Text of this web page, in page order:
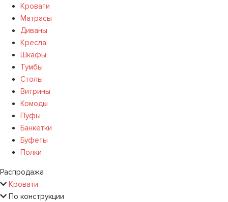
Кровати
Матрасы
Диваны
Кресла
Шкафы
Тумбы
Столы
Витрины
Комоды
Пуфы
Банкетки
Буфеты
Полки
Распродажа
Кровати
По конструкции